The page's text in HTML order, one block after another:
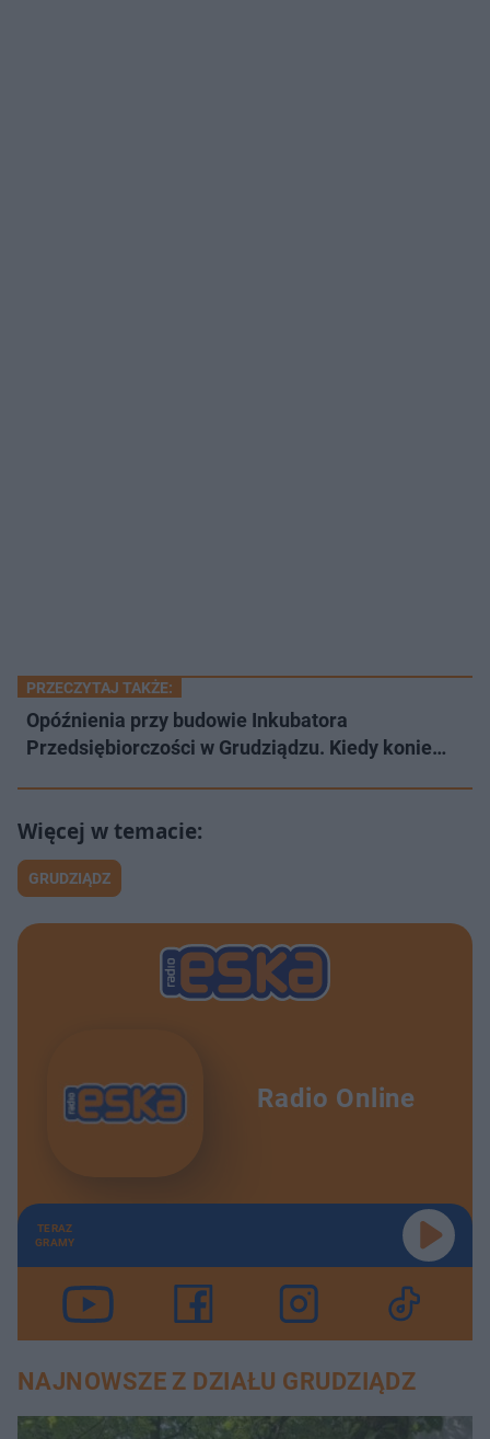
PRZECZYTAJ TAKŻE:
Opóźnienia przy budowie Inkubatora
Przedsiębiorczości w Grudziądzu. Kiedy konie…
GRUDZIĄDZ
Radio Online
TERAZ
GRAMY
NAJNOWSZE Z DZIAŁU GRUDZIĄDZ